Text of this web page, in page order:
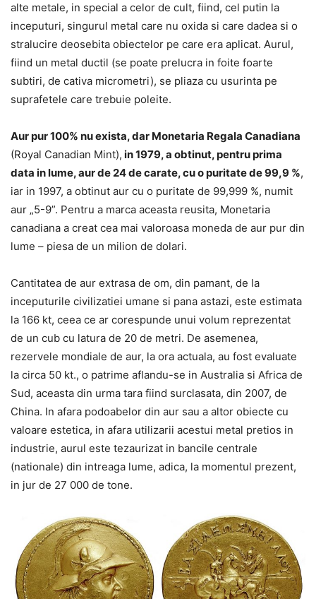
alte metale, in special a celor de cult, fiind, cel putin la
inceputuri, singurul metal care nu oxida si care dadea si o
stralucire deosebita obiectelor pe care era aplicat. Aurul,
fiind un metal ductil (se poate prelucra in foite foarte
subtiri, de cativa micrometri), se pliaza cu usurinta pe
suprafetele care trebuie poleite.
Aur pur 100% nu exista, dar Monetaria Regala Canadiana
(Royal Canadian Mint), in 1979, a obtinut, pentru prima
data in lume, aur de 24 de carate, cu o puritate de 99,9 %,
iar in 1997, a obtinut aur cu o puritate de 99,999 %, numit
aur „5-9”. Pentru a marca aceasta reusita, Monetaria
canadiana a creat cea mai valoroasa moneda de aur pur din
lume – piesa de un milion de dolari.
Cantitatea de aur extrasa de om, din pamant, de la
inceputurile civilizatiei umane si pana astazi, este estimata
la 166 kt, ceea ce ar corespunde unui volum reprezentat
de un cub cu latura de 20 de metri. De asemenea,
rezervele mondiale de aur, la ora actuala, au fost evaluate
la circa 50 kt., o patrime aflandu-se in Australia si Africa de
Sud, aceasta din urma tara fiind surclasata, din 2007, de
China. In afara podoabelor din aur sau a altor obiecte cu
valoare estetica, in afara utilizarii acestui metal pretios in
industrie, aurul este tezaurizat in bancile centrale
(nationale) din intreaga lume, adica, la momentul prezent,
in jur de 27 000 de tone.